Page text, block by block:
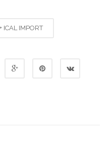
+ ICAL IMPORT